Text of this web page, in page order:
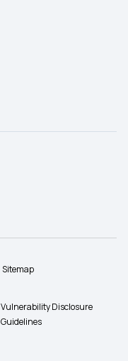
Sitemap
Vulnerability Disclosure
Guidelines